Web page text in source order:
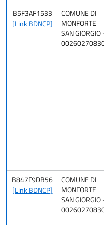
B5F3AF1533
[Link BDNCP]
COMUNE DI
MONFORTE
SAN GIORGIO
B847F9DB56
[Link BDNCP]
COMUNE DI
MONFORTE
SAN GIORGIO